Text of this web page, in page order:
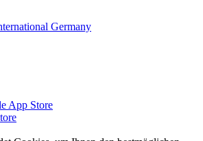
App Store